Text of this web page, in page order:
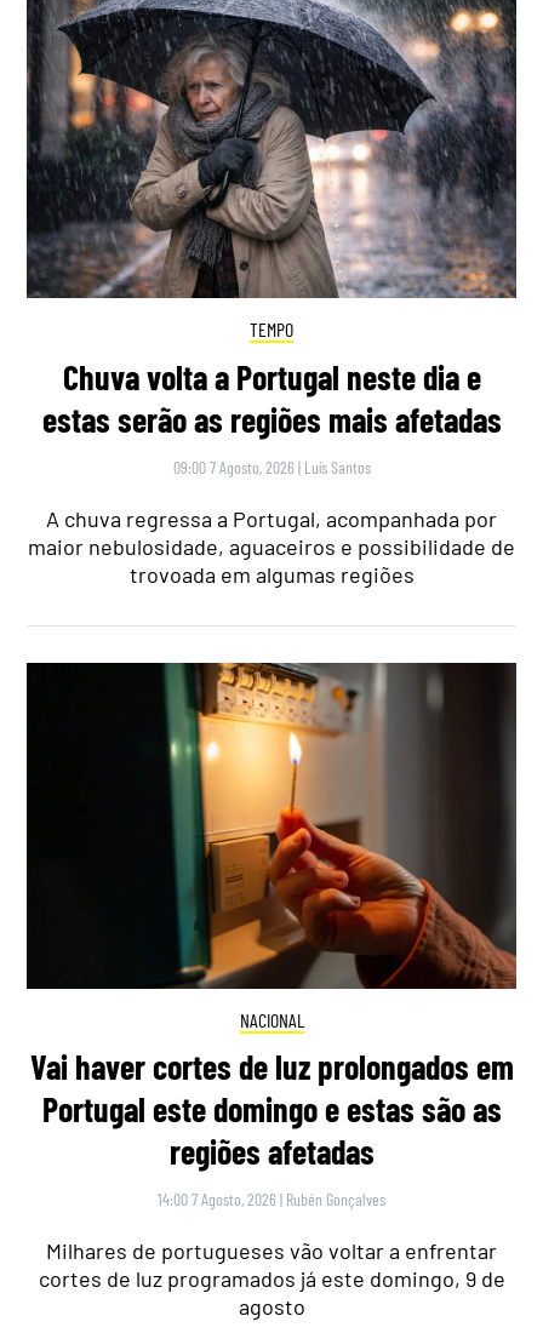
TEMPO
Chuva volta a Portugal neste dia e
estas serão as regiões mais afetadas
09:00 7 Agosto, 2026 | Luís Santos
A chuva regressa a Portugal, acompanhada por
maior nebulosidade, aguaceiros e possibilidade de
trovoada em algumas regiões
NACIONAL
Vai haver cortes de luz prolongados em
Portugal este domingo e estas são as
regiões afetadas
14:00 7 Agosto, 2026 | Rubén Gonçalves
Milhares de portugueses vão voltar a enfrentar
cortes de luz programados já este domingo, 9 de
agosto